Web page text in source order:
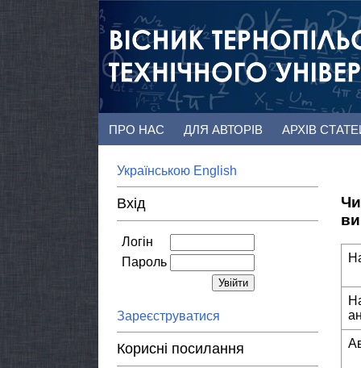
ПРО НАС ДЛЯ АВТОРІВ АРХІВ
Українською English
Вхід
Логін
Пароль
Зареєструватися
Корисні посилання